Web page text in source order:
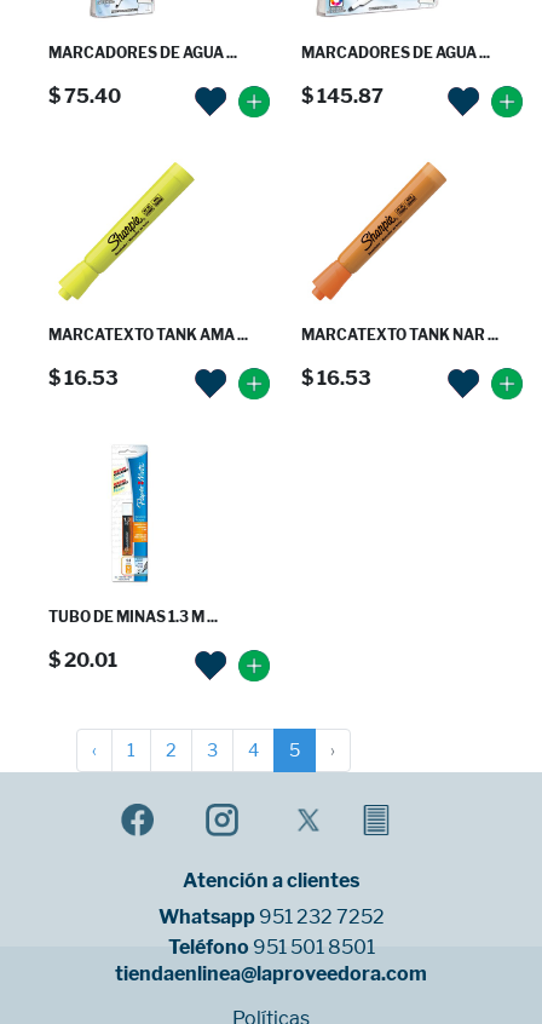
MARCADORES DE AGUA ...
$ 75.40
MARCADORES DE AGUA ...
$ 145.87
MARCATEXTO TANK AMA ...
$ 16.53
MARCATEXTO TANK NAR ...
$ 16.53
TUBO DE MINAS 1.3 M ...
$ 20.01
‹ 1 2 3 4 5 ›
Atención a clientes
Whatsapp 951 232 7252
Teléfono 951 501 8501
tiendaenlinea@laproveedora.com
Políticas